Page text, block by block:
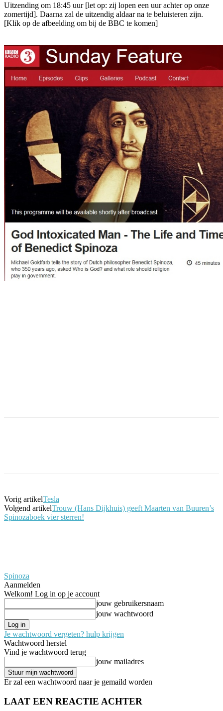
Uitzending om 18:45 uur [let op: zij lopen een uur achter op onze
zomertijd]. Daarna zal de uitzendig aldaar na te beluisteren zijn.
[Klik op de afbeelding om bij de BBC te komen]
Vorig artikelTesla
Volgend artikelTrouw (Hans Dijkhuis) geeft Maarten van Buuren’s
Spinozaboek vier sterren!
Spinoza
Aanmelden
Welkom! Log in op je account
jouw gebruikersnaam
jouw wachtwoord
Je wachtwoord vergeten? hulp krijgen
Wachtwoord herstel
Vind je wachtwoord terug
jouw mailadres
Er zal een wachtwoord naar je gemaild worden
LAAT EEN REACTIE ACHTER